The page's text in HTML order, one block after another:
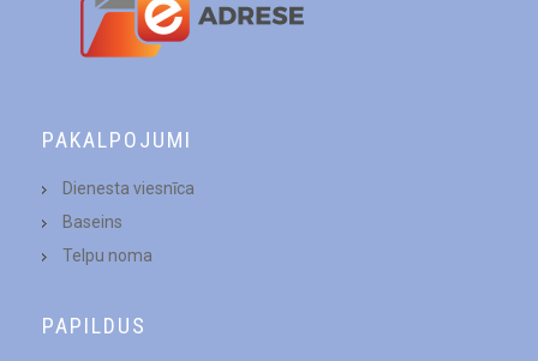
PAKALPOJUMI
Dienesta viesnīca
Baseins
Telpu noma
PAPILDUS